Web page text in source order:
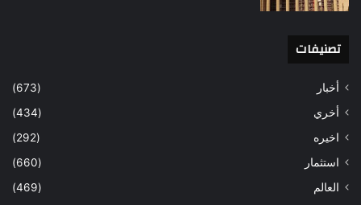
تصنيفات
أخبار
(673)
أخري
(434)
اخيره
(292)
استثمار
(660)
العالم
(469)